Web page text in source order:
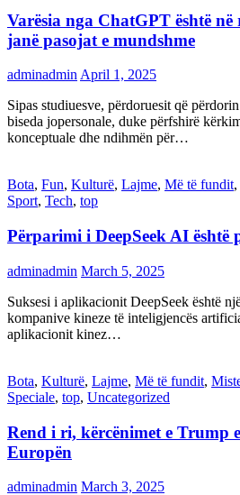
Varësia nga ChatGPT është
janë pasojat e mundshme
adminadmin April 1, 2025
Sipas studiuesve, përdoruesit që
biseda jopersonale, duke përfshirë
konceptuale dhe ndihmën për…
Bota, Fun, Kulturë, Lajme, Më të fundit,
Sport, Tech, top
Përparimi i DeepSeek AI është
adminadmin March 5, 2025
Suksesi i aplikacionit DeepSeek është
kompanive kineze të inteligjencës
aplikacionit kinez…
Bota, Kulturë, Lajme, Më të fundit,
Speciale, top, Uncategorized
Rend i ri, kërcënimet e Trump
Europën
adminadmin March 3, 2025